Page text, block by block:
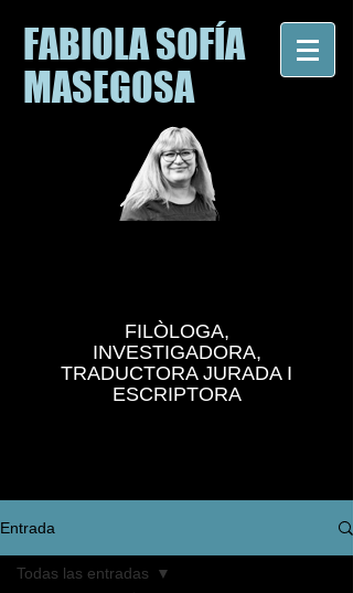
FABIOLA SOFÍA
MASEGOSA
FILÒLOGA,
INVESTIGADORA,
TRADUCTORA JURADA I
ESCRIPTORA
Entrada
Todas las entradas